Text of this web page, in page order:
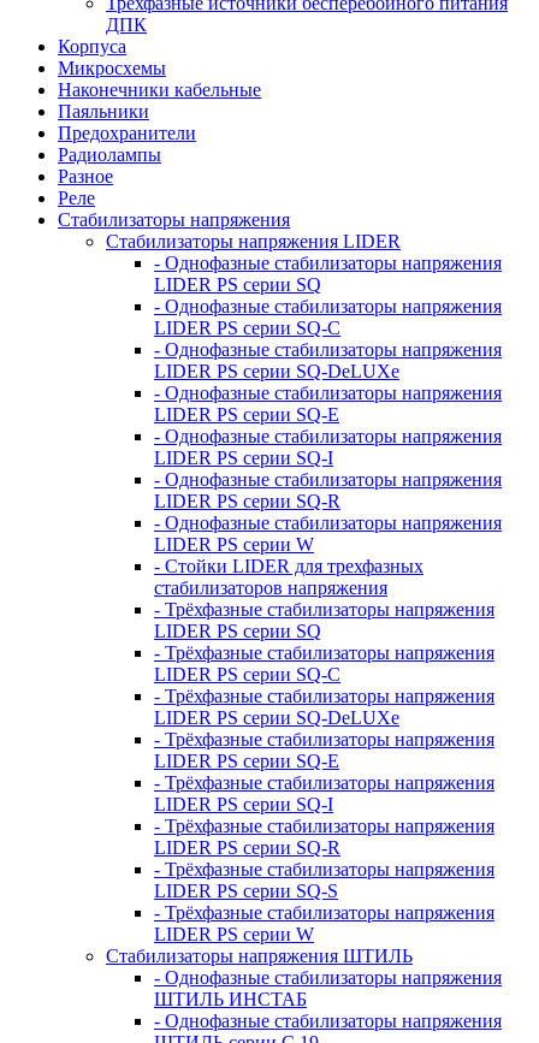
ДПК
Корпуса
Микросхемы
Наконечники кабельные
Паяльники
Предохранители
Радиолампы
Разное
Реле
Стабилизаторы напряжения
Стабилизаторы напряжения LIDER
- Однофазные стабилизаторы напряжения
LIDER PS серии SQ
- Однофазные стабилизаторы напряжения
LIDER PS серии SQ-C
- Однофазные стабилизаторы напряжения
LIDER PS серии SQ-DeLUXe
- Однофазные стабилизаторы напряжения
LIDER PS серии SQ-E
- Однофазные стабилизаторы напряжения
LIDER PS серии SQ-I
- Однофазные стабилизаторы напряжения
LIDER PS серии SQ-R
- Однофазные стабилизаторы напряжения
LIDER PS серии W
- Стойки LIDER для трехфазных
стабилизаторов напряжения
- Трёхфазные стабилизаторы напряжения
LIDER PS серии SQ
- Трёхфазные стабилизаторы напряжения
LIDER PS серии SQ-C
- Трёхфазные стабилизаторы напряжения
LIDER PS серии SQ-DeLUXe
- Трёхфазные стабилизаторы напряжения
LIDER PS серии SQ-E
- Трёхфазные стабилизаторы напряжения
LIDER PS серии SQ-I
- Трёхфазные стабилизаторы напряжения
LIDER PS серии SQ-R
- Трёхфазные стабилизаторы напряжения
LIDER PS серии SQ-S
- Трёхфазные стабилизаторы напряжения
LIDER PS серии W
Стабилизаторы напряжения ШТИЛЬ
- Однофазные стабилизаторы напряжения
ШТИЛЬ ИНСТАБ
- Однофазные стабилизаторы напряжения